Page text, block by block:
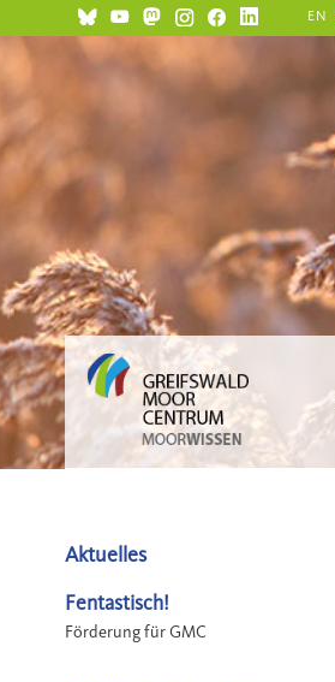
EN
Aktuelles
Fentastisch!
Förderung für GMC